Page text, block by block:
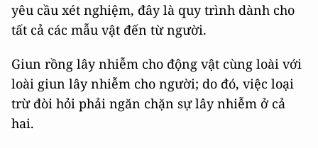
yêu cầu xét nghiệm, đây là quy trình dành cho
tất cả các mẫu vật đến từ người.
Giun rồng lây nhiễm cho động vật cùng loài với
loài giun lây nhiễm cho người; do đó, việc loại
trừ đòi hỏi phải ngăn chặn sự lây nhiễm ở cả
hai.